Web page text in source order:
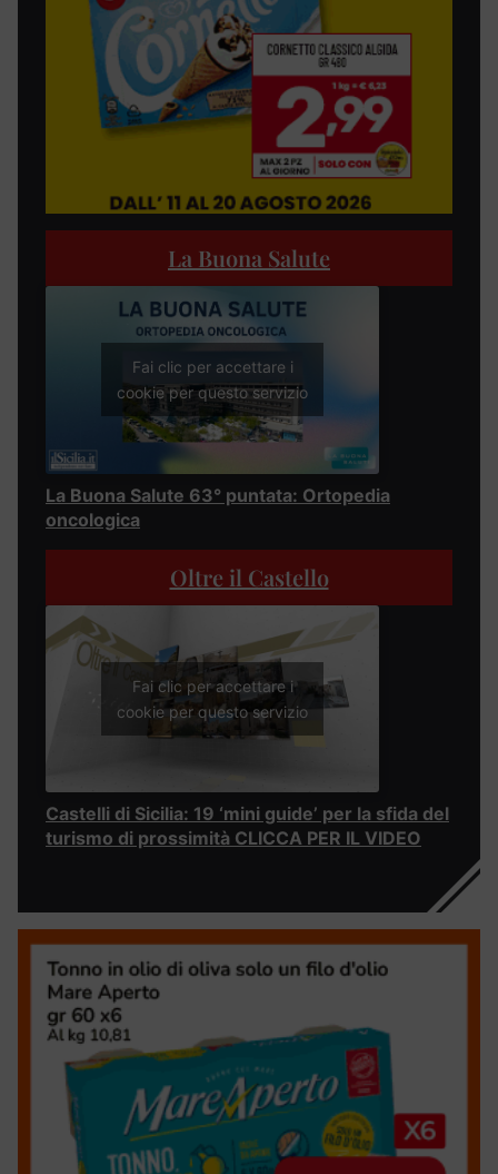
La Buona Salute
Fai clic per accettare i
cookie per questo servizio
La Buona Salute 63° puntata: Ortopedia
oncologica
Oltre il Castello
Fai clic per accettare i
cookie per questo servizio
Castelli di Sicilia: 19 ‘mini guide’ per la sfida del
turismo di prossimità CLICCA PER IL VIDEO